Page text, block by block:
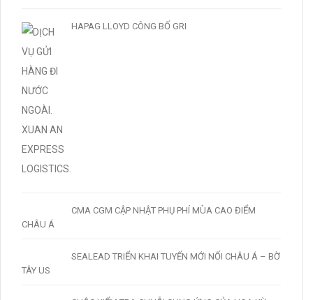
HAPAG LLOYD CÔNG BỐ GRI
CMA CGM CẬP NHẬT PHỤ PHÍ MÙA CAO ĐIỂM
CHÂU Á
SEALEAD TRIỂN KHAI TUYẾN MỚI NỐI CHÂU Á – BỜ
TÂY US